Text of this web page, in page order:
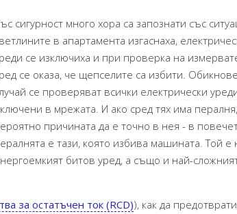
сигурност много хора са запознати със
в апартамента изгаснаха,
се изключиха и при проверка на
се оказа, че щепселите са избити.
се проверяват всички електрически
в мрежата. И ако сред тях има
причината да е точно в нея - в
е тази, която избива машината. Той е
битов уред, а също и най-
за остатъчен ток (RCD)), как да